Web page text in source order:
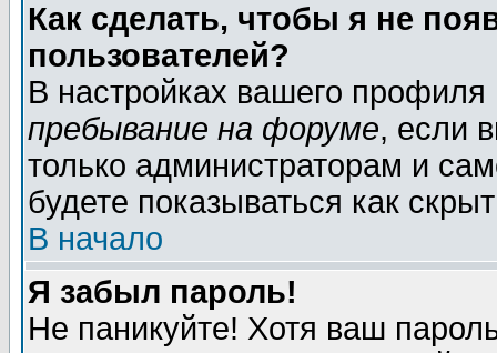
Как сделать, чтобы я не
пользователей?
В настройках вашего
пребывание на форуме, если
только администраторам и
будете показываться как
В начало
Я забыл пароль!
Не паникуйте! Хотя ваш